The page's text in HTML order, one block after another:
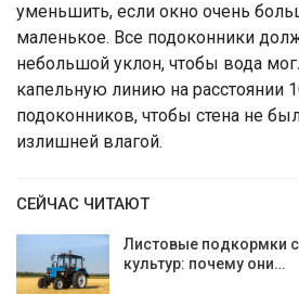
уменьшить, если окно очень
маленькое. Все подоконники
небольшой уклон, чтобы вода
капельную линию на расстоянии
подоконников, чтобы стена не
излишней влагой.
СЕЙЧАС ЧИТАЮТ
Листовые подкормки
культур: почему они…